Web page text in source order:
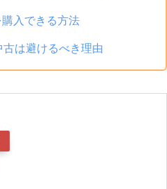
入できる方法
は避けるべき理由